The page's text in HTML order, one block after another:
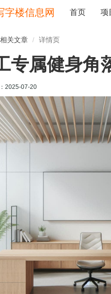
字楼信息网 首页 项
相关文章 详情页
专属健身角
2025-07-20